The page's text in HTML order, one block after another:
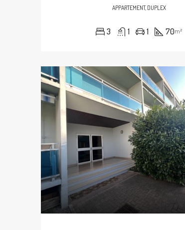
APPARTEMENT, DUPLEX
3 1 1 70m²